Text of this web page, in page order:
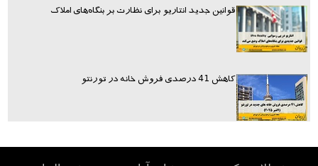
قوانین جدید انتاریو برای نظارت بر بنگاه‌های املاک
کاهش 41 درصدی فروش خانه در تورنتو